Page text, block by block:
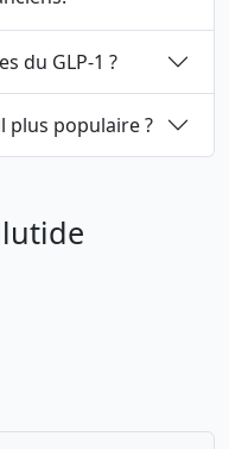
du GLP-1 ?
plus populaire ?